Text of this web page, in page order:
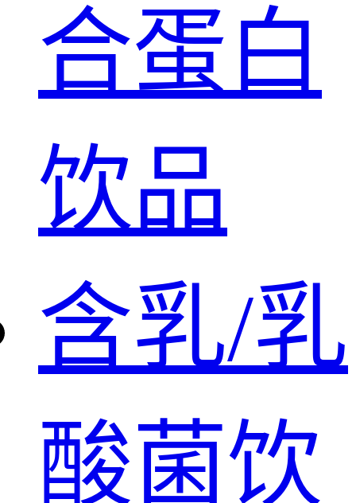
合蛋白
饮品
含乳/乳
酸菌饮